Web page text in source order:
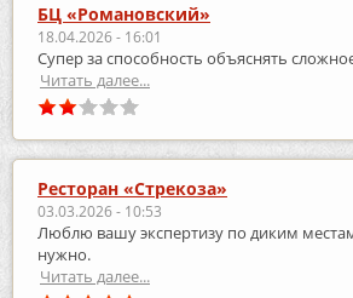
БЦ «Романовский»
18.04.2026 - 16:01
Супер за способность объяснять
Читать далее...
Ресторан «Стрекоза»
03.03.2026 - 10:53
Люблю вашу экспертизу по диким
нужно.
Читать далее...